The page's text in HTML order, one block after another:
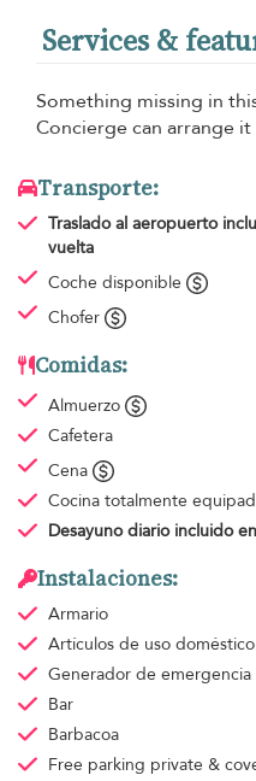
Services &
Something missing in
Concierge can arrange
Transporte:
Traslado al aeropuerto
vuelta
Coche disponible
Chofer
Comidas:
Almuerzo
Cafetera
Cena
Cocina totalmente
Desayuno diario incluido
Instalaciones:
Armario
Artículos de uso doméstico
Generador de emergencia
Bar
Barbacoa
Free parking private &